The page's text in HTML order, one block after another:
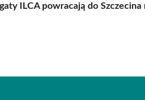
ILCA powracają do Szczecina